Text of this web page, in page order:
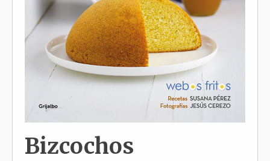
Bizcochos